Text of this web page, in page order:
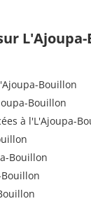
Bouillon
Bouillon
à l'L'Ajoupa-
Bouillon